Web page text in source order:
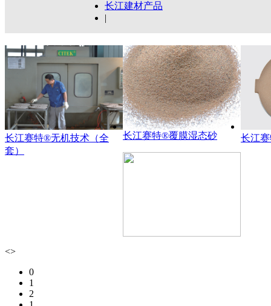
长江建材产品
|
长江赛特®无机技术（全
套）
长江赛特®覆膜湿态砂 长江
<>
0
1
2